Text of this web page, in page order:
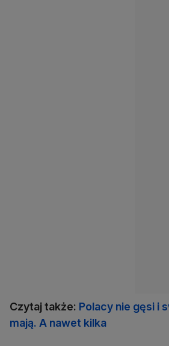
Czytaj także: Polacy nie gęsi i
mają. A nawet kilka